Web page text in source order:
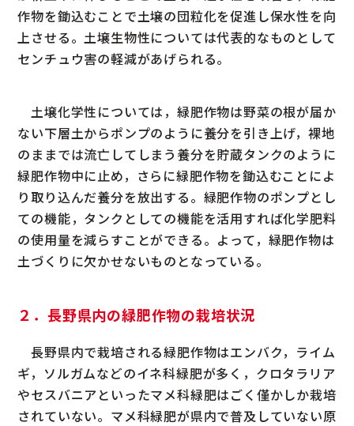
作物を鋤込むことで土壌の団粒化を促進し保水性を向
上させる。土壌生物性については代表的なものとして
センチュウ害の軽減があげられる。
土壌化学性については，緑肥作物は野菜の根が届か
ない下層土からポンプのように養分を引き上げ，裸地
のままでは流亡してしまう養分を貯蔵タンクのように
緑肥作物中に止め，さらに緑肥作物を鋤込むことによ
り取り込んだ養分を放出する。緑肥作物のポンプとし
ての機能，タンクとしての機能を活用すれば化学肥料
の使用量を減らすことができる。よって，緑肥作物は
土づくりに欠かせないものとなっている。
２．長野県内の緑肥作物の栽培状況
長野県内で栽培される緑肥作物はエンバク，ライム
ギ，ソルガムなどのイネ科緑肥が多く，クロタラリア
やセスバニアといったマメ科緑肥はごく僅かしか栽培
されていない。マメ科緑肥が県内で普及していない原